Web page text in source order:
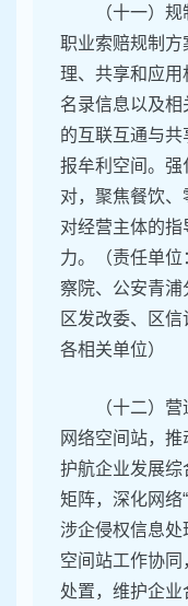
（十一）
职业索赔规制方
理、共享和应
名录信息以及
的互联互通与
报牟利空间。强
对，聚焦餐饮
对经营主体的
力。（责任单
察院、公安青浦
区发改委、区信
各相关单位）
（十二）
网络空间站，推
护航企业发展
矩阵，深化网络
涉企侵权信息
空间站工作协
处置，维护企